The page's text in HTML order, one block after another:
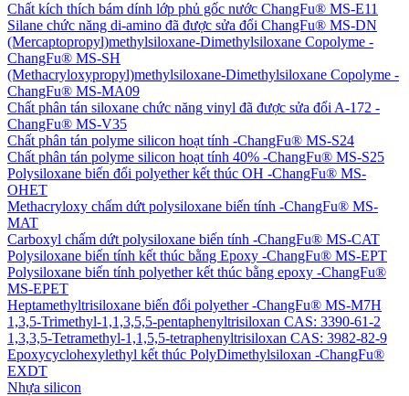
Chất kích thích bám dính lớp phủ gốc nước ChangFu® MS-E11
Silane chức năng di-amino đã được sửa đổi ChangFu® MS-DN
(Mercaptopropyl)methylsiloxane-Dimethylsiloxane Copolyme -
ChangFu® MS-SH
(Methacryloxypropyl)methylsiloxane-Dimethylsiloxane Copolyme -
ChangFu® MS-MA09
Chất phân tán siloxane chức năng vinyl đã được sửa đổi A-172 -
ChangFu® MS-V35
Chất phân tán polyme silicon hoạt tính -ChangFu® MS-S24
Chất phân tán polyme silicon hoạt tính 40% -ChangFu® MS-S25
Polysiloxane biến đổi polyether kết thúc OH -ChangFu® MS-
OHET
Methacryloxy chấm dứt polysiloxane biến tính -ChangFu® MS-
MAT
Carboxyl chấm dứt polysiloxane biến tính -ChangFu® MS-CAT
Polysiloxane biến tính kết thúc bằng Epoxy -ChangFu® MS-EPT
Polysiloxane biến tính polyether kết thúc bằng epoxy -ChangFu®
MS-EPET
Heptamethyltrisiloxane biến đổi polyether -ChangFu® MS-M7H
1,3,5-Trimethyl-1,1,3,5,5-pentaphenyltrisiloxan CAS: 3390-61-2
1,3,3,5-Tetramethyl-1,1,5,5-tetraphenyltrisiloxan CAS: 3982-82-9
Epoxycyclohexylethyl kết thúc PolyDimethylsiloxan -ChangFu®
EXDT
Nhựa silicon